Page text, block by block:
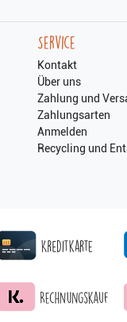
Service
Kontakt
Über uns
Zahlung und
Zahlungsarten
Anmelden
Recycling und